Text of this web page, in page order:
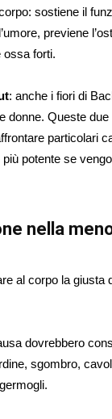
sostiene il
previene
ossa forti.
: anche i fiori di
donne. Queste
particolari
più potente se
nella
al corpo la giusta
dovrebbero
sgombro,